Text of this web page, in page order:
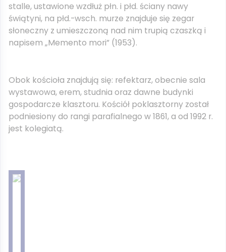
stalle, ustawione wzdłuż płn. i płd. ściany nawy
świątyni, na płd.-wsch. murze znajduje się zegar
słoneczny z umieszczoną nad nim trupią czaszką i
napisem „Memento mori” (1953).
Obok kościoła znajdują się: refektarz, obecnie sala
wystawowa, erem, studnia oraz dawne budynki
gospodarcze klasztoru. Kościół poklasztorny został
podniesiony do rangi parafialnego w 1861, a od 1992 r.
jest kolegiatą.